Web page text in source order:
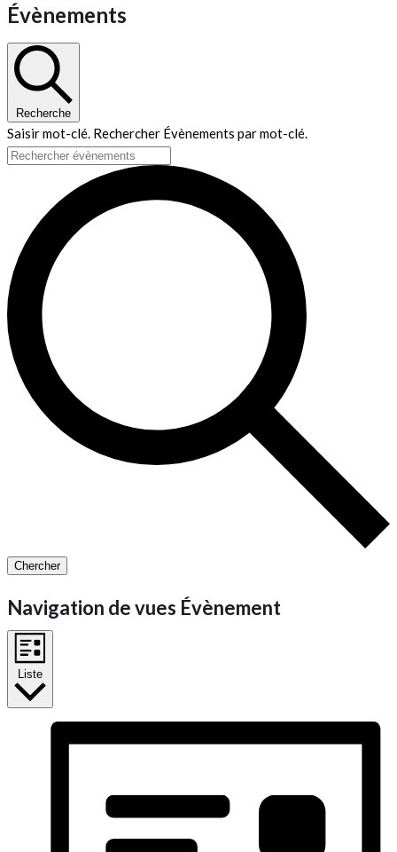
Évènements
Recherche
Saisir mot-clé. Rechercher Évènements par mot-clé.
Chercher
Navigation de vues Évènement
Liste